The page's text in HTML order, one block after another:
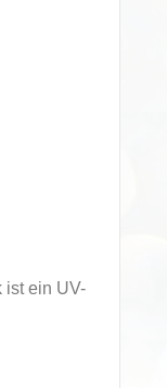
ist ein UV-